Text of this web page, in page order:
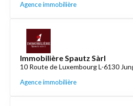
Agence immobilière
Immobilière Spautz Sàrl
10 Route de Luxembourg L-6130
Agence immobilière